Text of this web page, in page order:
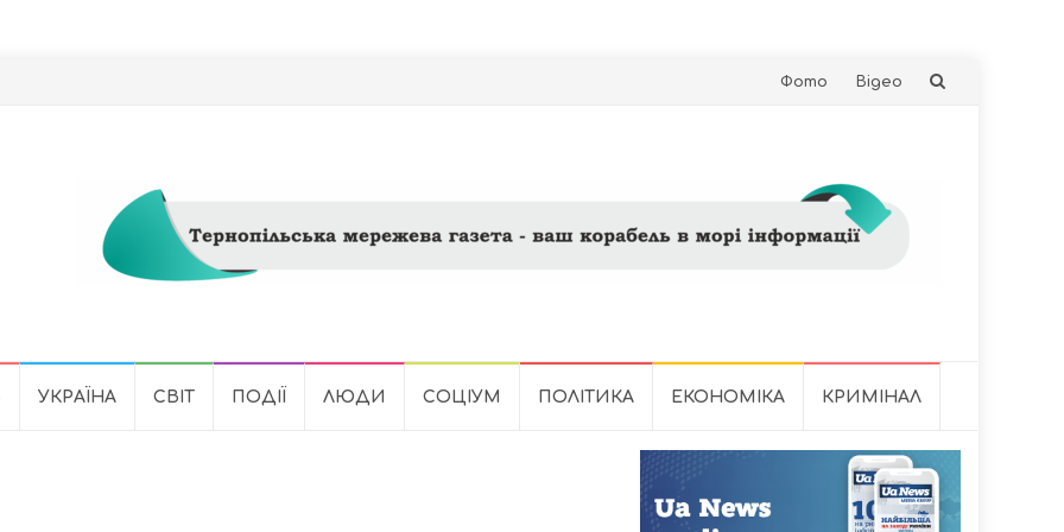
Skip
Фото Відео
УКРАЇНА СВІТ ПОДІЇ ЛЮДИ СОЦІУМ ПОЛІТИКА ЕКОНОМІКА КРИМІНАЛ